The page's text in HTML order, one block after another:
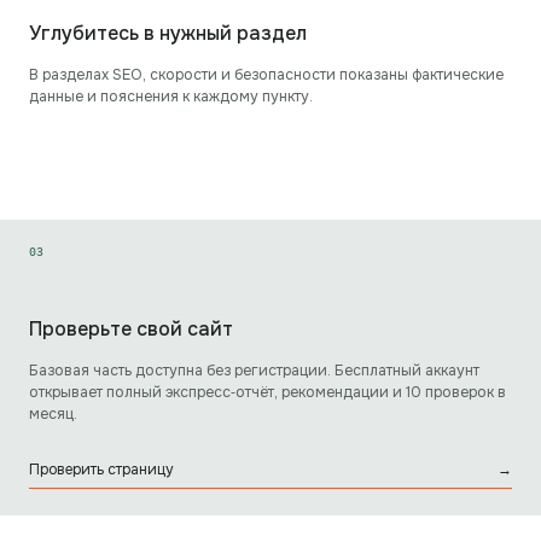
Углубитесь в нужный раздел
В разделах SEO, скорости и безопасности показаны фактические
данные и пояснения к каждому пункту.
03
Проверьте свой сайт
Базовая часть доступна без регистрации. Бесплатный аккаунт
открывает полный экспресс‑отчёт, рекомендации и 10 проверок в
месяц.
Проверить страницу →